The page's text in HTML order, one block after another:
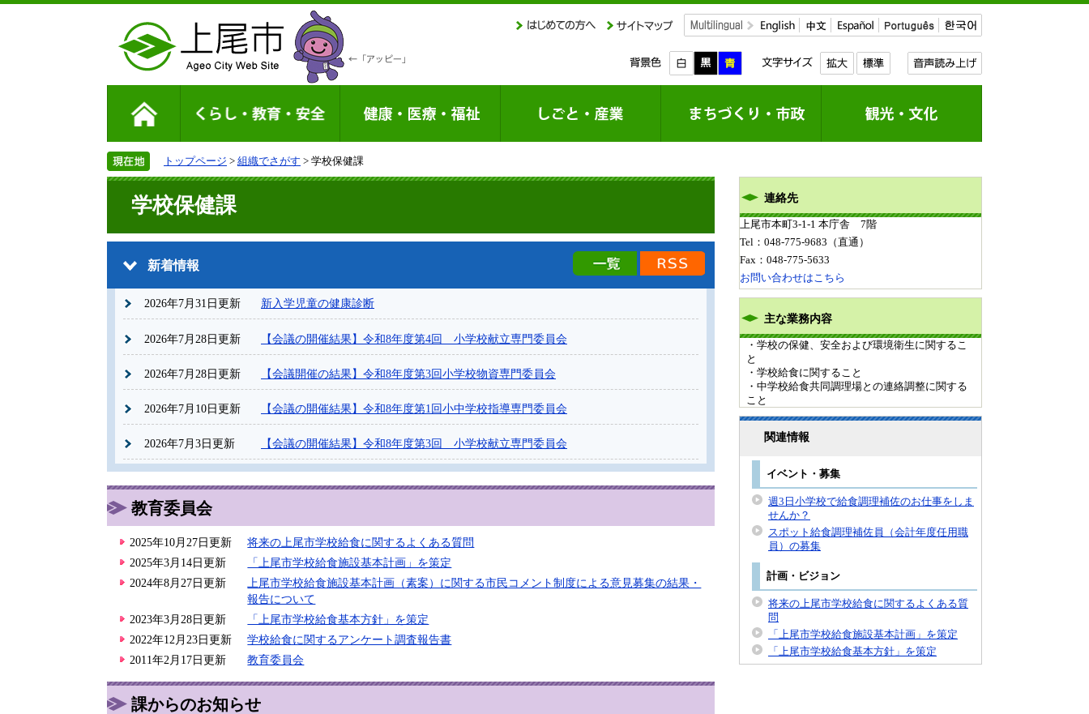
トップページ > 組織でさがす > 学校保健課
学校保健課
新着情報
2026年7月31日更新 新入学児童の健康診断
2026年7月28日更新 【会議の開催結果】令和8年度第4回 小学校献立専門委員会
2026年7月28日更新 【会議開催の結果】令和8年度第3回小学校物資専門委員会
2026年7月10日更新 【会議の開催結果】令和8年度第1回小中学校指導専門委員会
2026年7月3日更新 【会議の開催結果】令和8年度第3回 小学校献立専門委員会
新着情報の一覧を見る新着情報のRSS配信
教育委員会
2025年10月27日更新
将来の上尾市学校給食に関するよくある質問
2025年3月14日更新
「上尾市学校給食施設基本計画」を策定
2024年8月27日更新
上尾市学校給食施設基本計画（素案）に関する市民コメント制度による意見募集の結果・
報告について
2023年3月28日更新
「上尾市学校給食基本方針」を策定
2022年12月23日更新
学校給食に関するアンケート調査報告書
2011年2月17日更新
教育委員会
課からのお知らせ
連絡先
上尾市本町3-1-1 本庁舎 7階
Tel：048-775-9683 （直通）
Fax：048-775-5633
お問い合わせはこちら
主な業務内容
・学校の保健、安全および環境衛生に関するこ
と
・学校給食に関すること
・中学校給食共同調理場との連絡調整に関する
こと
関連情報
イベント・募集
週3日小学校で給食調理補佐のお仕事をしま
せんか？
スポット給食調理補佐員（会計年度任用職
員）の募集
計画・ビジョン
将来の上尾市学校給食に関するよくある質
問
「上尾市学校給食施設基本計画」を策定
「上尾市学校給食基本方針」を策定